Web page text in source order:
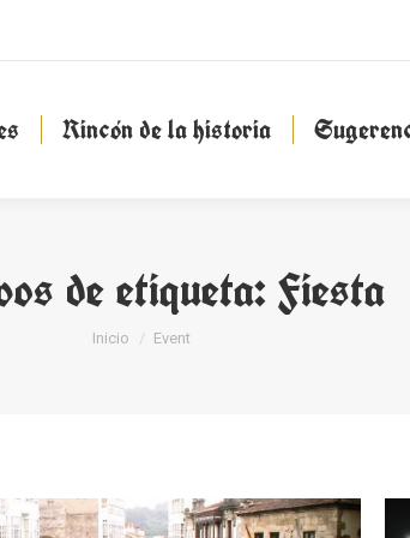
Rincón de la historia
de etiqueta:Fiesta
Estás aquí:
Inicio Event
Rincón de la historia